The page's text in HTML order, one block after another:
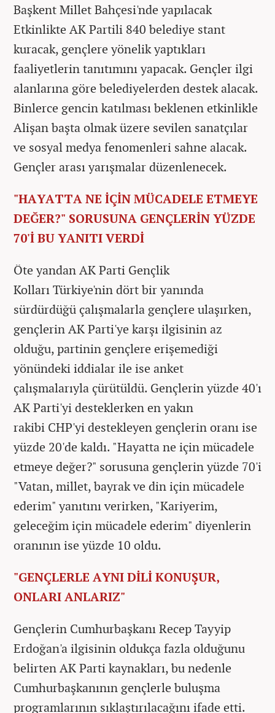
Başkent Millet Bahçesi'nde yapılacak
Etkinlikte AK Partili 840 belediye stant
kuracak, gençlere yönelik yaptıkları
faaliyetlerin tanıtımını yapacak. Gençler ilgi
alanlarına göre belediyelerden destek alacak.
Binlerce gencin katılması beklenen etkinlikle
Alişan başta olmak üzere sevilen sanatçılar
ve sosyal medya fenomenleri sahne alacak.
Gençler arası yarışmalar düzenlenecek.
"HAYATTA NE İÇİN MÜCADELE ETMEYE
DEĞER?" SORUSUNA GENÇLERİN YÜZDE
70'İ BU YANITI VERDİ
Öte yandan AK Parti Gençlik
Kolları Türkiye'nin dört bir yanında
sürdürdüğü çalışmalarla gençlere ulaşırken,
gençlerin AK Parti'ye karşı ilgisinin az
olduğu, partinin gençlere erişemediği
yönündeki iddialar ile ise anket
çalışmalarıyla çürütüldü. Gençlerin yüzde 40'ı
AK Parti'yi desteklerken en yakın
rakibi CHP'yi destekleyen gençlerin oranı ise
yüzde 20'de kaldı. "Hayatta ne için mücadele
etmeye değer?" sorusuna gençlerin yüzde 70'i
"Vatan, millet, bayrak ve din için mücadele
ederim" yanıtını verirken, "Kariyerim,
geleceğim için mücadele ederim" diyenlerin
oranının ise yüzde 10 oldu.
"GENÇLERLE AYNI DİLİ KONUŞUR,
ONLARI ANLARIZ"
Gençlerin Cumhurbaşkanı Recep Tayyip
Erdoğan'a ilgisinin oldukça fazla olduğunu
belirten AK Parti kaynakları, bu nedenle
Cumhurbaşkanının gençlerle buluşma
programlarının sıklaştırılacağını ifade etti.